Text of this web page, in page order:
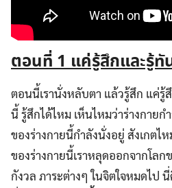
ตอนที่1 แค่รู้สึกและรู้ทั
ตอนนี้เรานั่งหลับตา แล้วรู้สึก แค่รู้
นี้ รู้สึกได้ไหม เห็นไหมว่าร่างกาย
ของร่างกายนี้กำลังนั่งอยู่ สังเกตไ
ของร่างกายนี้เราหลุดออกจากโล
กังวล ภาระต่างๆ ในจิตใจหมดไป